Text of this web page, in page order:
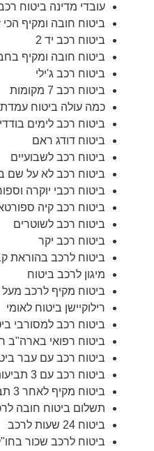
עובדי מדינה ביטוח רכב
ביטוח חובה ומקיף הכי
ביטוח רכב יד 2
ביטוח חובה ומקיף
ביטוח רכב ג'ילי
ביטוח רכב 7 מקומות
כמה עולה ביטוח
ביטוח רכב לימים
ביטוח דודג ראם
ביטוח רכב לשבועיים
ביטוח רכב לא על שם
ביטוח רכבי יוקרה
ביטוח רכב קיה
ביטוח רכב לשוטרים
ביטוח רכב יקר
ביטוח לרכב בהוראת
מיגון לרכב ביטוח
ביטוח מקיף לרכב מעל 10 שנים
רילוקיישן ביטוח לאומי
ביטוח רכב למסורבי
ביטוח רפואי בארה"ב
ביטוח רכב עם עבר
ביטוח רכב עם 3 תביעות
ביטוח מקיף לאחר 3 תביעות
תשלום ביטוח חובה
ביטוח 24 שעות לרכב
ביטוח לרכב שכור